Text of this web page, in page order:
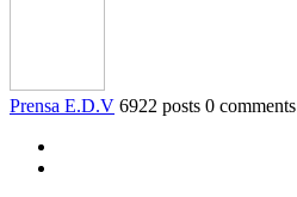
Prensa E.D.V 6922 posts 0 comments